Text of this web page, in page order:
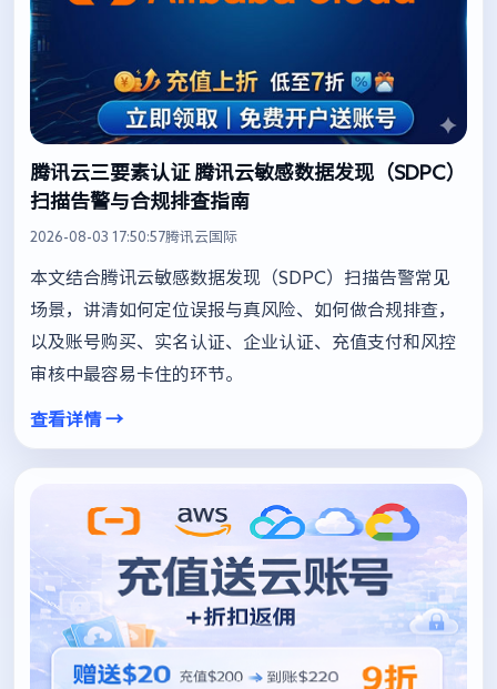
腾讯云三要素认证 腾讯云敏感数据发现（SDPC）
扫描告警与合规排查指南
2026-08-03 17:50:57腾讯云国际
本文结合腾讯云敏感数据发现（SDPC）扫描告警常见
场景，讲清如何定位误报与真风险、如何做合规排查，
以及账号购买、实名认证、企业认证、充值支付和风控
审核中最容易卡住的环节。
查看详情 →